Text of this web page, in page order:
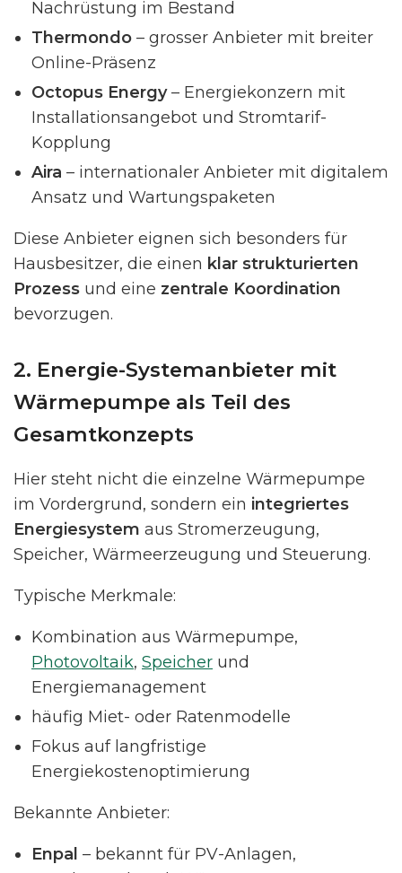
Nachrüstung im Bestand
Thermondo – grosser Anbieter mit breiter
Online-Präsenz
Octopus Energy– Energiekonzern mit
Installationsangebot und Stromtarif-
Kopplung
Aira – internationaler Anbieter mit digitalem
Ansatz und Wartungspaketen
Diese Anbieter eignen sich besonders für
Hausbesitzer, die einen klar strukturierten
Prozess und eine zentrale Koordination
bevorzugen.
2. Energie-Systemanbieter mit
Wärmepumpe als Teil des
Gesamtkonzepts
Hier steht nicht die einzelne Wärmepumpe
im Vordergrund, sondern ein integriertes
Energiesystem aus Stromerzeugung,
Speicher, Wärmeerzeugung und Steuerung.
Typische Merkmale:
Kombination aus Wärmepumpe,
Photovoltaik, Speicher und
Energiemanagement
häufig Miet- oder Ratenmodelle
Fokus auf langfristige
Energiekostenoptimierung
Bekannte Anbieter:
Enpal – bekannt für PV-Anlagen,